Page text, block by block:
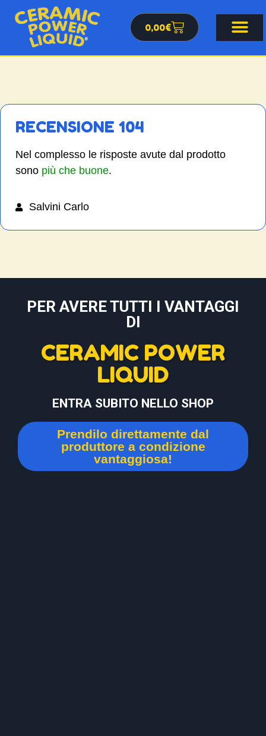
0,00€
RECENSIONE 104
Nel complesso le risposte avute dal prodotto
sono più che buone.
Salvini Carlo
PER AVERE TUTTI I VANTAGGI
DI
CERAMIC POWER
LIQUID
ENTRA SUBITO NELLO SHOP
Prendilo direttamente dal
produttore a condizione
vantaggiosa!